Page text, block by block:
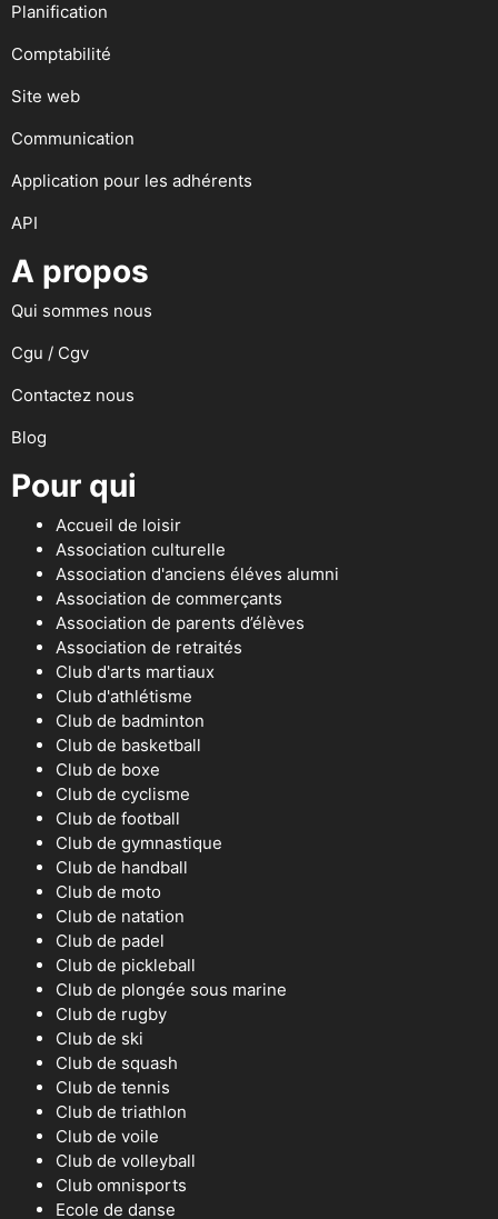
Planification
Comptabilité
Site web
Communication
Application pour les adhérents
API
A propos
Qui sommes nous
Cgu / Cgv
Contactez nous
Blog
Pour qui
Accueil de loisir
Association culturelle
Association d'anciens éléves alumni
Association de commerçants
Association de parents d’élèves
Association de retraités
Club d'arts martiaux
Club d'athlétisme
Club de badminton
Club de basketball
Club de boxe
Club de cyclisme
Club de football
Club de gymnastique
Club de handball
Club de moto
Club de natation
Club de padel
Club de pickleball
Club de plongée sous marine
Club de rugby
Club de ski
Club de squash
Club de tennis
Club de triathlon
Club de voile
Club de volleyball
Club omnisports
Ecole de danse